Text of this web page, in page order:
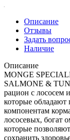
Описание
Отзывы
Задать
Наличие
Описание
MONGE
SALMONE &
рацион с лососем
которые
компонентам
лососевых, богат
которые
сохранить